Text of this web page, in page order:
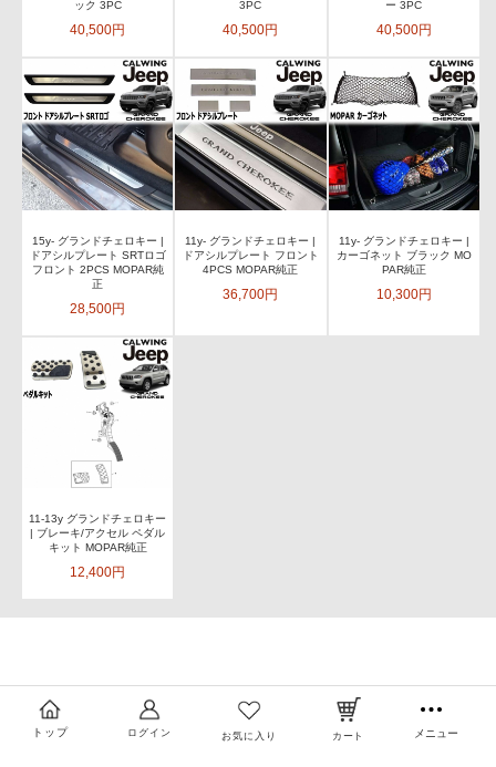
ック 3PC
40,500円
3PC
40,500円
ー 3PC
40,500円
15y- グランドチェロキー |
ドアシルプレート SRTロゴ
フロント 2PCS MOPAR純
正
28,500円
11y- グランドチェロキー |
ドアシルプレート フロント
4PCS MOPAR純正
36,700円
11y- グランドチェロキー |
カーゴネット ブラック MO
PAR純正
10,300円
11-13y グランドチェロキー
| ブレーキ/アクセル ペダル
キット MOPAR純正
12,400円
トップ ログイン お気に入り カート メニュー